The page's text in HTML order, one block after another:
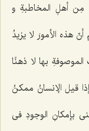
أهلِ المخاطبةِ و
هذه الأمورَ لا یزیدُ
بها لا ذهنًا
قیل الإنسانُ ممکنُ
بإمکانِ الوجودِ فی